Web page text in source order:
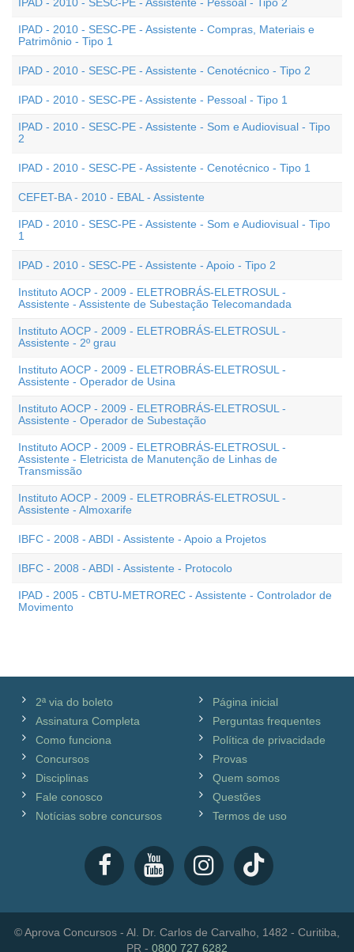
IPAD - 2010 - SESC-PE - Assistente - Compras, Materiais e
Patrimônio - Tipo 1
IPAD - 2010 - SESC-PE - Assistente - Cenotécnico - Tipo 2
IPAD - 2010 - SESC-PE - Assistente - Pessoal - Tipo 1
IPAD - 2010 - SESC-PE - Assistente - Som e Audiovisual - Tipo
2
IPAD - 2010 - SESC-PE - Assistente - Cenotécnico - Tipo 1
CEFET-BA - 2010 - EBAL - Assistente
IPAD - 2010 - SESC-PE - Assistente - Som e Audiovisual - Tipo
1
IPAD - 2010 - SESC-PE - Assistente - Apoio - Tipo 2
Instituto AOCP - 2009 - ELETROBRÁS-ELETROSUL -
Assistente - Assistente de Subestação Telecomandada
Instituto AOCP - 2009 - ELETROBRÁS-ELETROSUL -
Assistente - 2º grau
Instituto AOCP - 2009 - ELETROBRÁS-ELETROSUL -
Assistente - Operador de Usina
Instituto AOCP - 2009 - ELETROBRÁS-ELETROSUL -
Assistente - Operador de Subestação
Instituto AOCP - 2009 - ELETROBRÁS-ELETROSUL -
Assistente - Eletricista de Manutenção de Linhas de
Transmissão
Instituto AOCP - 2009 - ELETROBRÁS-ELETROSUL -
Assistente - Almoxarife
IBFC - 2008 - ABDI - Assistente - Apoio a Projetos
IBFC - 2008 - ABDI - Assistente - Protocolo
IPAD - 2005 - CBTU-METROREC - Assistente - Controlador de
Movimento
2ª via do boleto
Assinatura Completa
Como funciona
Concursos
Disciplinas
Fale conosco
Notícias sobre concursos
Página inicial
Perguntas frequentes
Política de privacidade
Provas
Quem somos
Questões
Termos de uso
© Aprova Concursos - Al. Dr. Carlos de Carvalho, 1482 - Curitiba,
PR - 0800 727 6282